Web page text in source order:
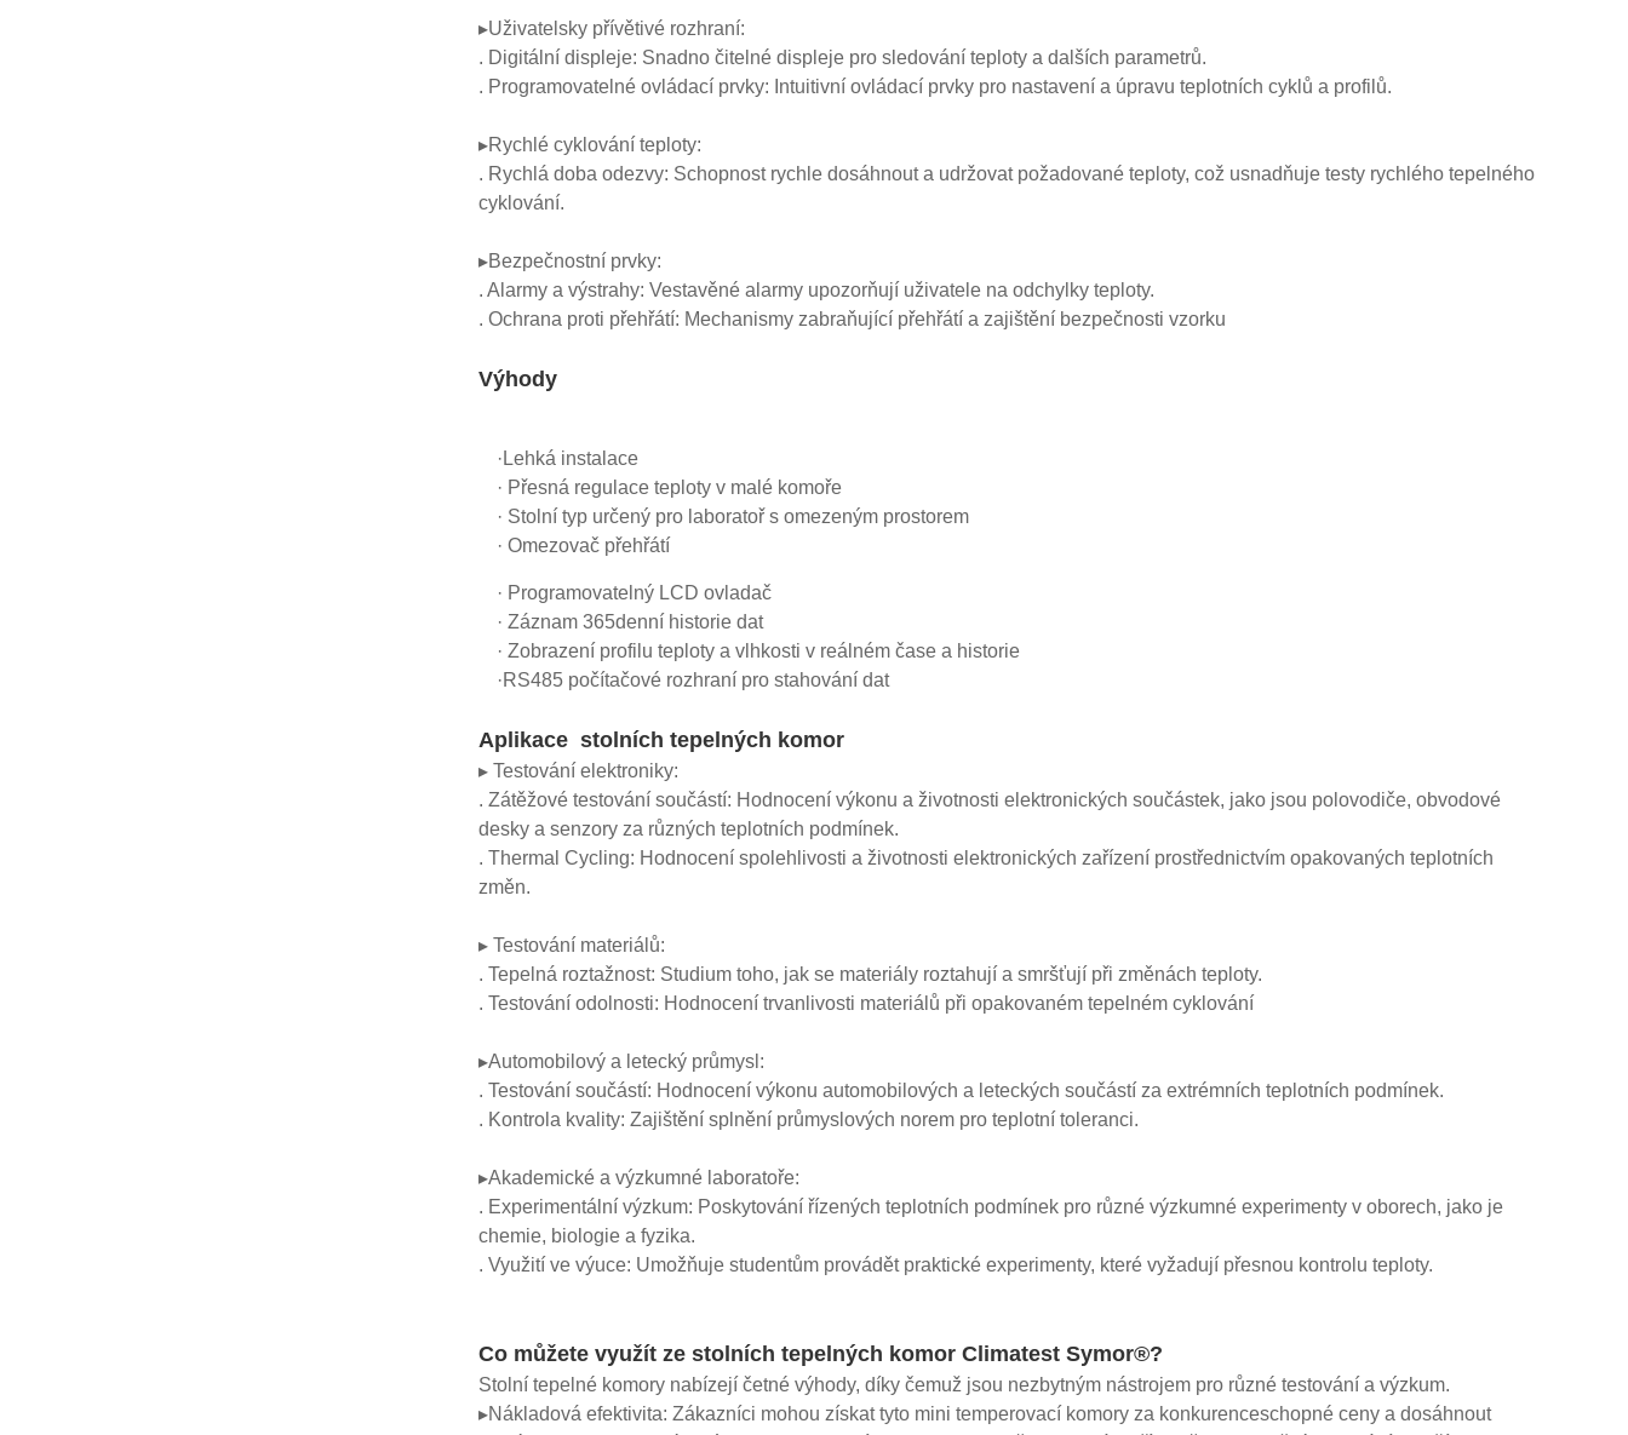
▸Uživatelsky přívětivé rozhraní:
. Digitální displeje: Snadno čitelné displeje pro sledování teploty a dalších parametrů.
. Programovatelné ovládací prvky: Intuitivní ovládací prvky pro nastavení a úpravu teplotních cyklů a profilů.
▸Rychlé cyklování teploty:
. Rychlá doba odezvy: Schopnost rychle dosáhnout a udržovat požadované teploty, což usnadňuje testy rychlého tepelného
cyklování.
▸Bezpečnostní prvky:
. Alarmy a výstrahy: Vestavěné alarmy upozorňují uživatele na odchylky teploty.
. Ochrana proti přehřátí: Mechanismy zabraňující přehřátí a zajištění bezpečnosti vzorku
Výhody
·Lehká instalace
· Přesná regulace teploty v malé komoře
· Stolní typ určený pro laboratoř s omezeným prostorem
· Omezovač přehřátí
· Programovatelný LCD ovladač
· Záznam 365denní historie dat
· Zobrazení profilu teploty a vlhkosti v reálném čase a historie
·RS485 počítačové rozhraní pro stahování dat
Aplikace stolních tepelných komor
▸ Testování elektroniky:
. Zátěžové testování součástí: Hodnocení výkonu a životnosti elektronických součástek, jako jsou polovodiče, obvodové
desky a senzory za různých teplotních podmínek.
. Thermal Cycling: Hodnocení spolehlivosti a životnosti elektronických zařízení prostřednictvím opakovaných teplotních
změn.
▸ Testování materiálů:
. Tepelná roztažnost: Studium toho, jak se materiály roztahují a smršťují při změnách teploty.
. Testování odolnosti: Hodnocení trvanlivosti materiálů při opakovaném tepelném cyklování
▸Automobilový a letecký průmysl:
. Testování součástí: Hodnocení výkonu automobilových a leteckých součástí za extrémních teplotních podmínek.
. Kontrola kvality: Zajištění splnění průmyslových norem pro teplotní toleranci.
▸Akademické a výzkumné laboratoře:
. Experimentální výzkum: Poskytování řízených teplotních podmínek pro různé výzkumné experimenty v oborech, jako je
chemie, biologie a fyzika.
. Využití ve výuce: Umožňuje studentům provádět praktické experimenty, které vyžadují přesnou kontrolu teploty.
Co můžete využít ze stolních tepelných komor Climatest Symor®?
Stolní tepelné komory nabízejí četné výhody, díky čemuž jsou nezbytným nástrojem pro různé testování a výzkum.
▸Nákladová efektivita: Zákazníci mohou získat tyto mini temperovací komory za konkurenceschopné ceny a dosáhnout